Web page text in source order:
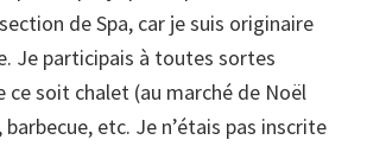
de Spa, car je suis originaire
Je participais à toutes sortes
ce soit chalet (au marché de Noël
barbecue, etc. Je n’étais pas inscrite